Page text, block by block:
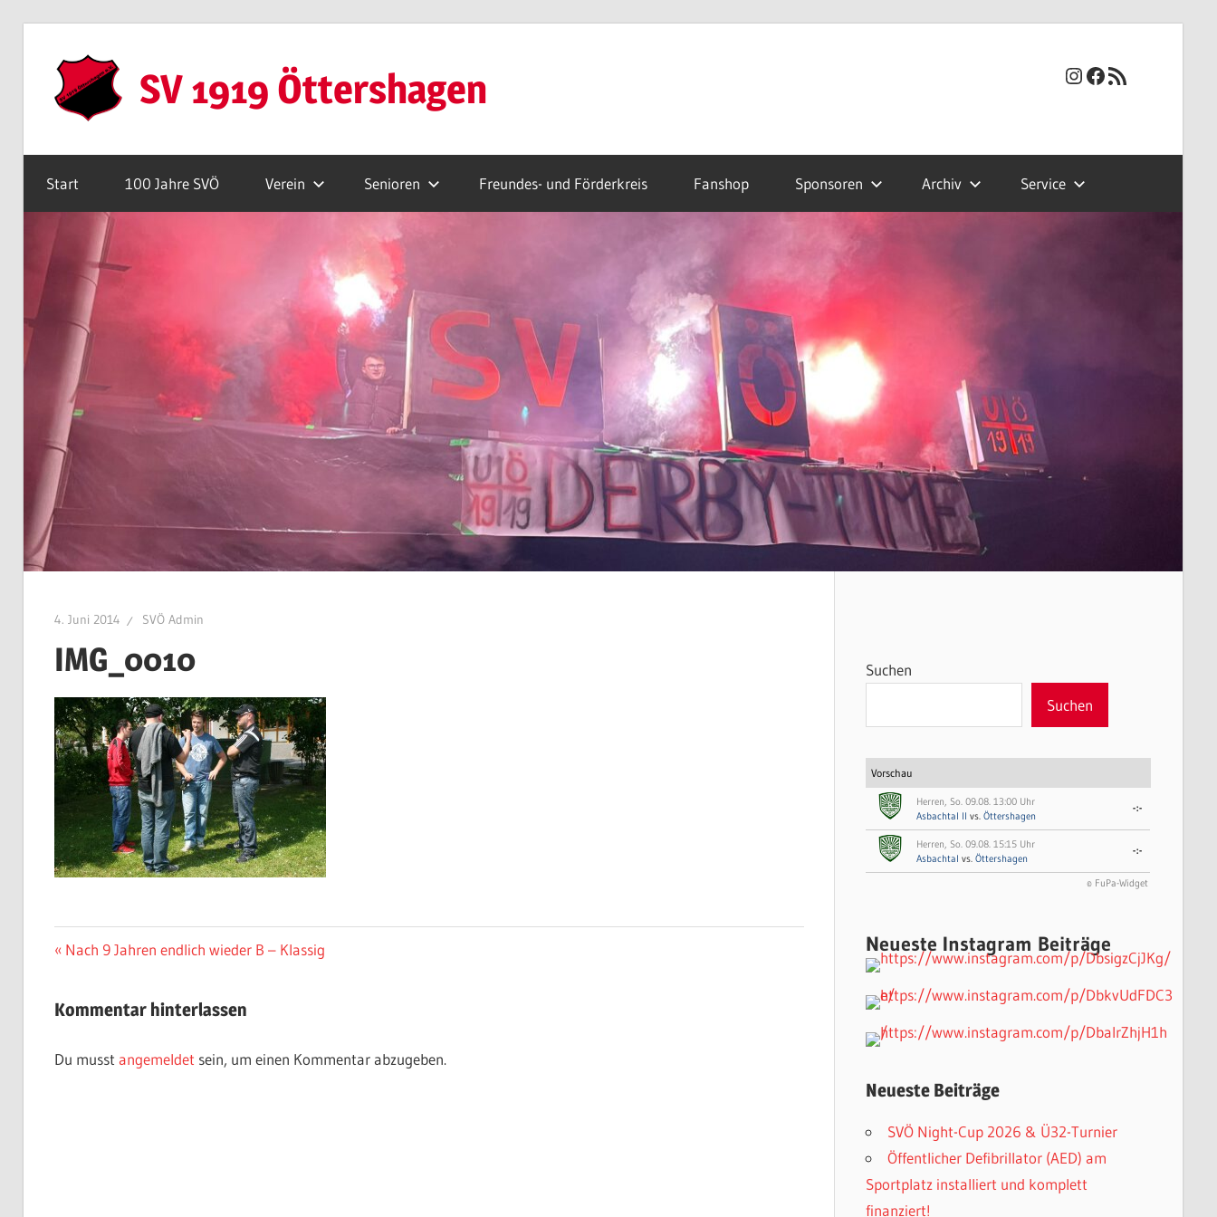
Inhalt
springen
SV 1919 Öttershagen Instagram
Facebook
RSS-Feed
Start 100 Jahre SVÖ Verein Senioren Freundes- und Förderkreis Fanshop Sponsoren Archiv Service
4. Juni 2014 SVÖ Admin
IMG_0010
Beitragsnavigation
Vorheriger
Nach 9 Jahren endlich wieder B – Klassig
Kommentar hinterlassen
Du musst angemeldet sein, um einen Kommentar abzugeben.
Suchen
Suchen
Vorschau
Herren, So. 09.08. 13:00 Uhr
Asbachtal II vs. Öttershagen
-:-
Herren, So. 09.08. 15:15 Uhr
Asbachtal vs. Öttershagen
-:-
© FuPa-Widget
Neueste Instagram Beiträge
Neueste Beiträge
SVÖ Night-Cup 2026 & Ü32-Turnier
Öffentlicher Defibrillator (AED) am
Sportplatz installiert und komplett
finanziert!